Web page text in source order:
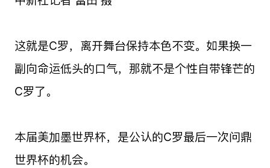
这就是C罗，离开舞台保持本色不变。如果换一
副向命运低头的口气，那就不是个性自带锋芒的
C罗了。
本届美加墨世界杯，是公认的C罗最后一次问鼎
世界杯的机会。